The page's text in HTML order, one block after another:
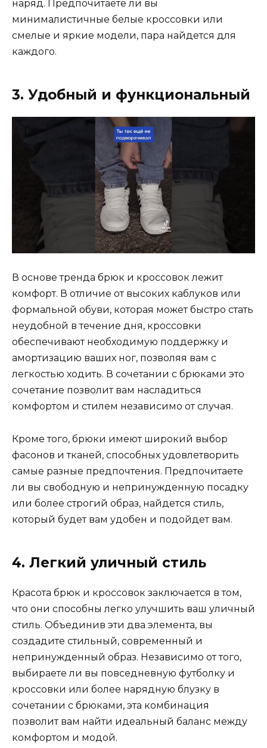
наряд. Предпочитаете ли вы
минималистичные белые кроссовки или
смелые и яркие модели, пара найдется для
каждого.
3. Удобный и функциональный
В основе тренда брюк и кроссовок лежит
комфорт. В отличие от высоких каблуков или
формальной обуви, которая может быстро стать
неудобной в течение дня, кроссовки
обеспечивают необходимую поддержку и
амортизацию ваших ног, позволяя вам с
легкостью ходить. В сочетании с брюками это
сочетание позволит вам насладиться
комфортом и стилем независимо от случая.
Кроме того, брюки имеют широкий выбор
фасонов и тканей, способных удовлетворить
самые разные предпочтения. Предпочитаете
ли вы свободную и непринужденную посадку
или более строгий образ, найдется стиль,
который будет вам удобен и подойдет вам.
4. Легкий уличный стиль
Красота брюк и кроссовок заключается в том,
что они способны легко улучшить ваш уличный
стиль. Объединив эти два элемента, вы
создадите стильный, современный и
непринужденный образ. Независимо от того,
выбираете ли вы повседневную футболку и
кроссовки или более нарядную блузку в
сочетании с брюками, эта комбинация
позволит вам найти идеальный баланс между
комфортом и модой.